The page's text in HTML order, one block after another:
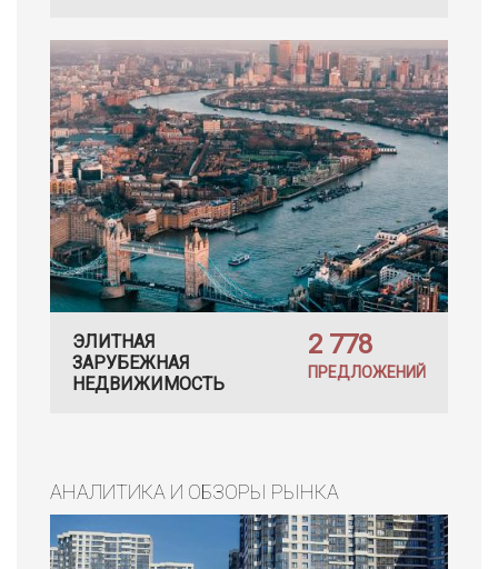
ЭЛИТНАЯ
ЗАРУБЕЖНАЯ
НЕДВИЖИМОСТЬ
2 778
ПРЕДЛОЖЕНИЙ
АНАЛИТИКА И ОБЗОРЫ РЫНКА